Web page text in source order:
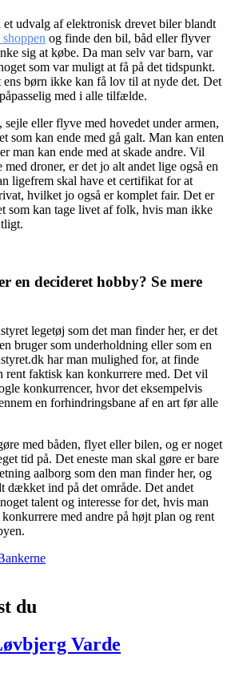
udvalg af elektronisk drevet biler blandt
og finde den bil, båd eller flyver
sig at købe. Da man selv var barn, var
som var muligt at få på det tidspunkt.
børn ikke kan få lov til at nyde det. Det
med i alle tilfælde.
eller flyve med hovedet under armen,
som kan ende med gå galt. Man kan enten
man kan ende med at skade andre. Vil
droner, er det jo alt andet lige også en
ligefrem skal have et certifikat for at
hvilket jo også er komplet fair. Det er
som kan tage livet af folk, hvis man ikke
en decideret hobby? Se mere
legetøj som det man finder her, er det
bruger som underholdning eller som en
har man mulighed for, at finde
rent faktisk kan konkurrere med. Det vil
konkurrencer, hvor det eksempelvis
en forhindringsbane af en art før alle
med båden, flyet eller bilen, og er noget
tid på. Det eneste man skal gøre er bare
aalborg som den man finder her, og
dækket ind på det område. Det andet
talent og interesse for det, hvis man
med andre på højt plan og rent
du
Varde